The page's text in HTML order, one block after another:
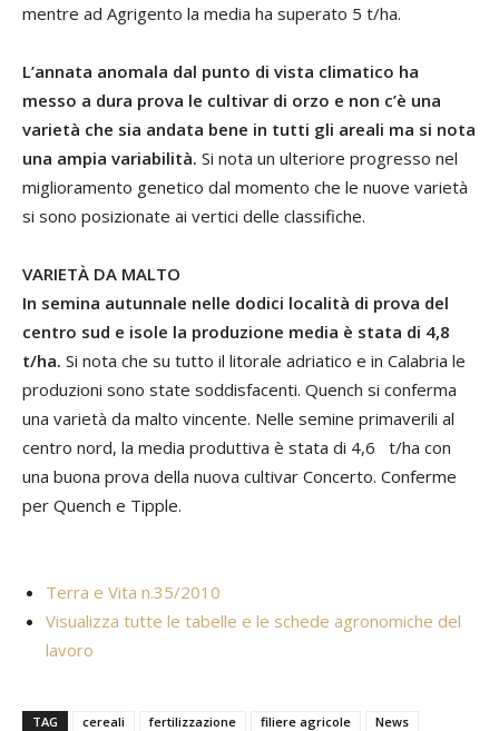
mentre ad Agrigento la media ha superato 5 t/ha.
L’annata anomala dal punto di vista climatico ha
messo a dura prova le cultivar di orzo e non c’è una
varietà che sia andata bene in tutti gli areali ma si nota
una ampia variabilità. Si nota un ulteriore progresso nel
miglioramento genetico dal momento che le nuove varietà
si sono posizionate ai vertici delle classifiche.
VARIETÀ DA MALTO
In semina autunnale nelle dodici località di prova del
centro sud e isole la produzione media è stata di 4,8
t/ha. Si nota che su tutto il litorale adriatico e in Calabria le
produzioni sono state soddisfacenti. Quench si conferma
una varietà da malto vincente. Nelle semine primaverili al
centro nord, la media produttiva è stata di 4,6 t/ha con
una buona prova della nuova cultivar Concerto. Conferme
per Quench e Tipple.
Terra e Vita n.35/2010
Visualizza tutte le tabelle e le schede agronomiche del
lavoro
TAG cereali fertilizzazione filiere agricole
News